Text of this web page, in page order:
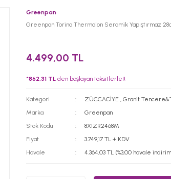
Greenpan
Greenpan Torino Thermolon Seramik Yapıştırmaz
4.499,00 TL
*862,31 TL den başlayan taksitlerle!!
Kategori ZÜCCACİYE , Granit
Marka
Greenpan
Stok Kodu
8X1ZR2468M
Fiyat
3.749,17 TL + KDV
Havale
4.364,03 TL (%3,00 havale